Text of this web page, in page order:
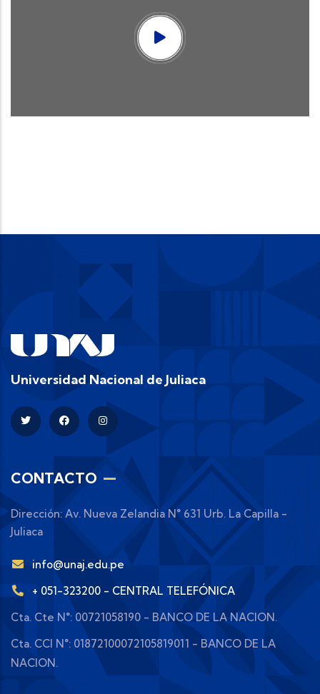
Universidad Nacional de Juliaca
CONTACTO
Dirección: Av. Nueva Zelandia N° 631 Urb. La Capilla -
Juliaca
info@unaj.edu.pe
+ 051-323200 - CENTRAL TELEFÓNICA
Cta. Cte N°: 00721058190 - BANCO DE LA NACION.
Cta. CCI N°: 01872100072105819011 - BANCO DE LA
NACION.